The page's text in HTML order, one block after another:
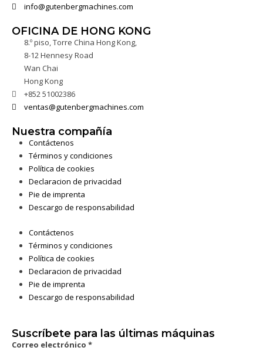
info@gutenbergmachines.com
OFICINA DE HONG KONG
8.º piso, Torre China Hong Kong,
8-12 Hennesy Road
Wan Chai
Hong Kong
+852 51002386
ventas@gutenbergmachines.com
Nuestra compañía
Contáctenos
Términos y condiciones
Política de cookies
Declaracion de privacidad
Pie de imprenta
Descargo de responsabilidad
Contáctenos
Términos y condiciones
Política de cookies
Declaracion de privacidad
Pie de imprenta
Descargo de responsabilidad
Suscríbete para las últimas máquinas
Correo electrónico *